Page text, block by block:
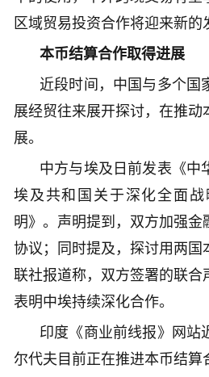
区域贸易投资合作将迎来新的
本币结算合作取得进展
近段时间，中国与多个国
展经贸往来展开探讨，在推动
展。
中方与埃及日前发表《中
埃及共和国关于深化全面
明》。声明提到，双方加强金
协议；同时提及，探讨用两国
联社报道称，双方签署的联合
表明中埃持续深化合作。
印度《商业前线报》网站
尔代夫目前正在推进本币结算